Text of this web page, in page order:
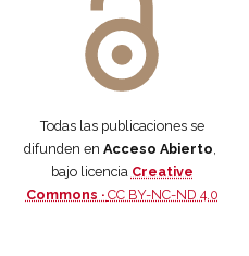
Todas las publicaciones se
difunden en Acceso Abierto,
bajo licencia Creative
Commons · CC BY-NC-ND 4.0